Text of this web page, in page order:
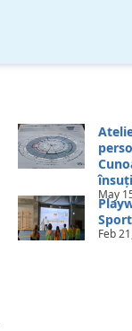
însuți
May
Sport
Feb